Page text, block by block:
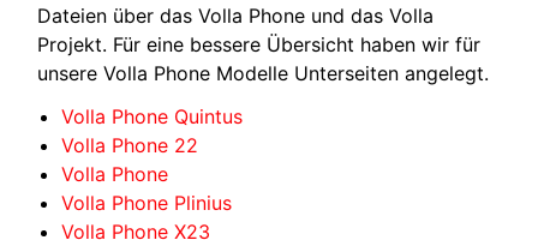
Dateien über das Volla Phone und das Volla
Projekt. Für eine bessere Übersicht haben wir für
unsere Volla Phone Modelle Unterseiten angelegt.
Volla Phone Quintus
Volla Phone 22
Volla Phone
Volla Phone Plinius
Volla Phone X23